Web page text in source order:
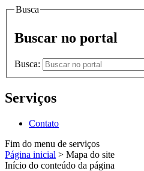
Busca
Buscar no portal
Busca:
Serviços
Contato
Fim do menu de serviços
Página inicial > Mapa do site
Início do conteúdo da página